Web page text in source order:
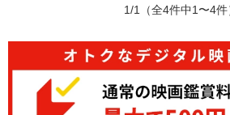
1/1 （全4件中1〜4件